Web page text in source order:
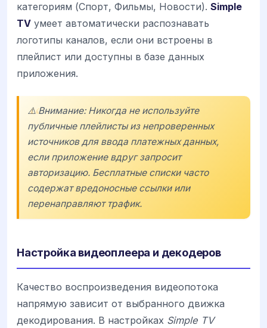
категориям (Спорт, Фильмы, Новости). Simple
TV умеет автоматически распознавать
логотипы каналов, если они встроены в
плейлист или доступны в базе данных
приложения.
⚠️ Внимание: Никогда не используйте
публичные плейлисты из непроверенных
источников для ввода платежных данных,
если приложение вдруг запросит
авторизацию. Бесплатные списки часто
содержат вредоносные ссылки или
перенаправляют трафик.
Настройка видеоплеера и декодеров
Качество воспроизведения видеопотока
напрямую зависит от выбранного движка
декодирования. В настройках Simple TV